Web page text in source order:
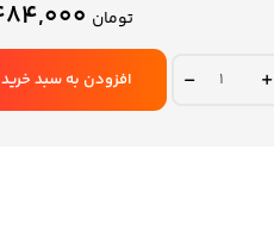
تومان
اسپیکر
گیمینگ افزودن به سبد خرید